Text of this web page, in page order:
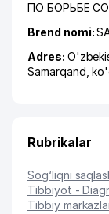
ПО БОРЬБЕ
Brend nomi:
Adres:
Samarqand ,
Rubrikalar
Sog‘liqni
Tibbiyot -
Tibbiy